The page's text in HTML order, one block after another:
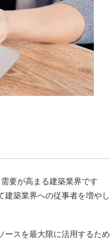
要が高まる建築業界です
建築業界への従事者を増やし
ースを最大限に活用するため